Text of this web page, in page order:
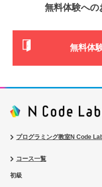
無料体験への
無料体
プログラミング教室N Code
コース一覧
初級